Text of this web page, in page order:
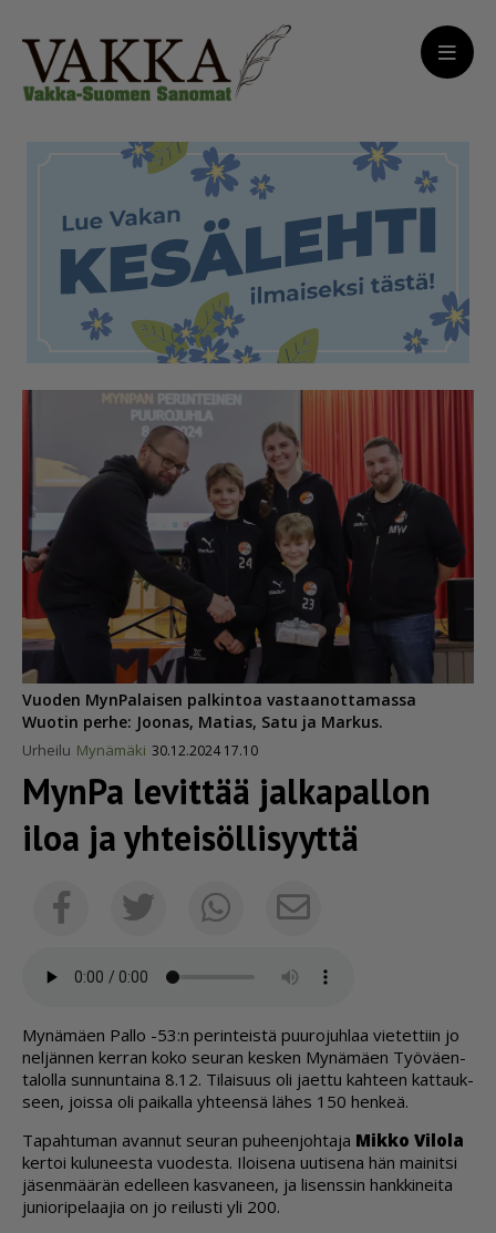
Vuoden MynPalaisen palkintoa vastaanottamassa
Wuotin perhe: Joonas, Matias, Satu ja Markus.
Urheilu Mynämäki 30.12.2024 17.10
MynPa levittää jalkapallon
iloa ja yhtei­söl­li­syyttä
FacebookTwitterWhatsappSähköposti
My­nä­mä­en Pal­lo -53:n pe­rin­teis­tä puu­ro­juh­laa vie­tet­tiin jo
nel­jän­nen ker­ran koko seu­ran kes­ken My­nä­mä­en Työ­vä­en­
ta­lol­la sun­nun­tai­na 8.12. Ti­lai­suus oli ja­et­tu kah­teen kat­tauk­
seen, jois­sa oli pai­kal­la yh­teen­sä lä­hes 150 hen­keä.
Ta­pah­tu­man avan­nut seu­ran pu­heen­joh­ta­ja Mik­ko Vi­lo­la
ker­toi ku­lu­nees­ta vuo­des­ta. Iloi­se­na uu­ti­se­na hän mai­nit­si
jä­sen­mää­rän edel­leen kas­va­neen, ja li­sens­sin hank­ki­nei­ta
ju­ni­o­ri­pe­laa­jia on jo rei­lus­ti yli 200.